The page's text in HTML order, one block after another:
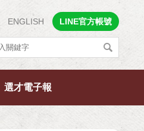
ENGLISH LINE官方帳號
選才電子報